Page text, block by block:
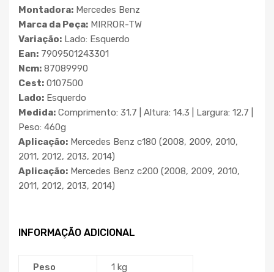
Montadora: Mercedes Benz
Marca da Peça: MIRROR-TW
Variação: Lado: Esquerdo
Ean: 7909501243301
Ncm: 87089990
Cest: 0107500
Lado: Esquerdo
Medida: Comprimento: 31.7 | Altura: 14.3 | Largura: 12.7 |
Peso: 460g
Aplicação: Mercedes Benz c180 (2008, 2009, 2010,
2011, 2012, 2013, 2014)
Aplicação: Mercedes Benz c200 (2008, 2009, 2010,
2011, 2012, 2013, 2014)
INFORMAÇÃO ADICIONAL
Peso 1 kg